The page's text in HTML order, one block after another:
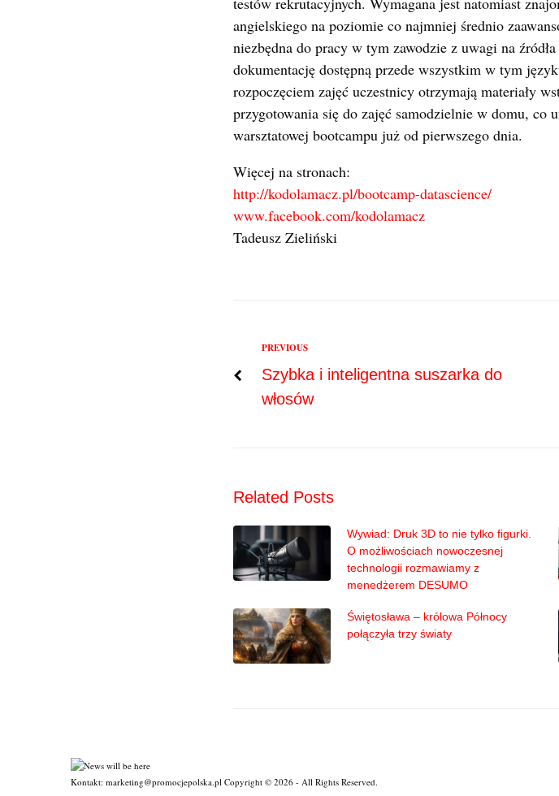
angielskiego na poziomie co najmniej średnio
niezbędna do pracy w tym zawodzie z uwagi na
dokumentację dostępną przede wszystkim w tym
rozpoczęciem zajęć uczestnicy otrzymają materiały
przygotowania się do zajęć samodzielnie w domu,
warsztatowej bootcampu już od pierwszego dnia.
Więcej na stronach:
http://kodolamacz.pl/bootcamp-datascience/
www.facebook.com/kodolamacz
Tadeusz Zieliński
Nawigacja
wpisu
Previous
PREVIOUS
Szybka i inteligentna suszarka do
włosów
Related Posts
Wywiad: Druk 3D to nie tylko figurki.
O możliwościach nowoczesnej
technologii rozmawiamy z
menedżerem DESUMO
Świętosława – królowa Północy
połączyła trzy światy
Kontakt: marketing@promocjepolska.pl Copyright © 2026 - All Rights Reserved.